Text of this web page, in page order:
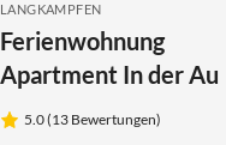
LANGKAMPFEN
Ferienwohnung
Apartment In der Au
5.0 (13 Bewertungen)